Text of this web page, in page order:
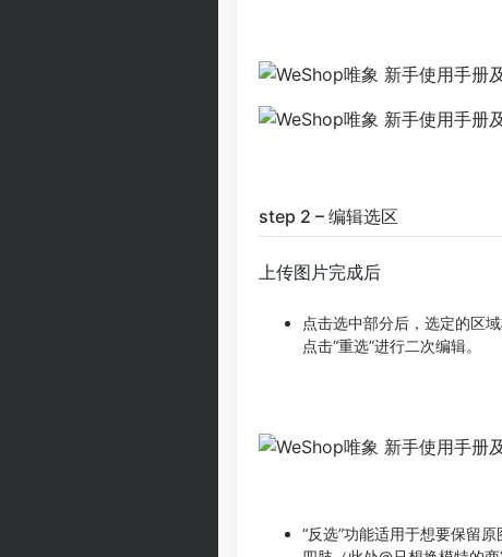
step 2 – 编辑选区
上传图片完成后
点击选中部分后，选定的区
点击“重选”进行二次编辑。
“反选”功能适用于想要保留